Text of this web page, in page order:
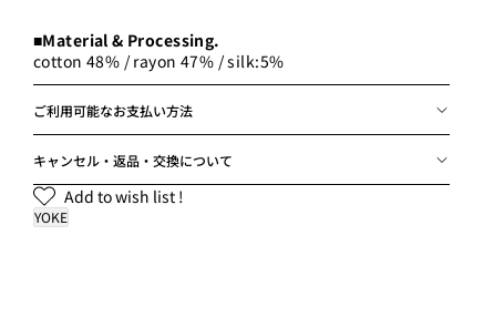
■Material & Processing.
cotton 48% / rayon 47% / silk:5%
ご利用可能なお支払い方法
キャンセル・返品・交換について
Add to wish list !
YOKE